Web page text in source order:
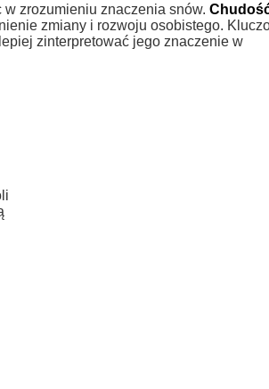
zrozumieniu znaczenia snów.
zmiany i rozwoju osobistego.
zinterpretować jego znaczenie w